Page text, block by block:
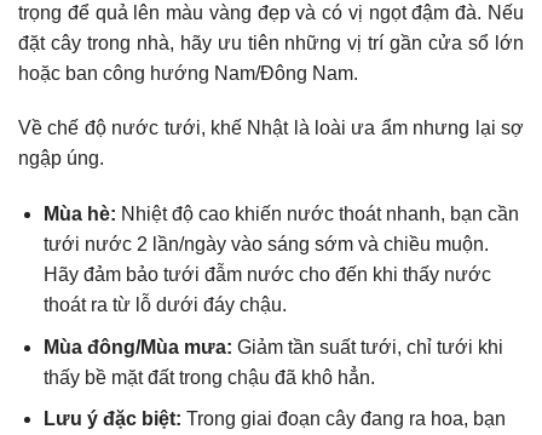
trọng để quả lên màu vàng đẹp và có vị ngọt đậm đà. Nếu
đặt cây trong nhà, hãy ưu tiên những vị trí gần cửa sổ lớn
hoặc ban công hướng Nam/Đông Nam.
Về chế độ nước tưới, khế Nhật là loài ưa ẩm nhưng lại sợ
ngập úng.
Mùa hè: Nhiệt độ cao khiến nước thoát nhanh, bạn cần
tưới nước 2 lần/ngày vào sáng sớm và chiều muộn.
Hãy đảm bảo tưới đẫm nước cho đến khi thấy nước
thoát ra từ lỗ dưới đáy chậu.
Mùa đông/Mùa mưa: Giảm tần suất tưới, chỉ tưới khi
thấy bề mặt đất trong chậu đã khô hẳn.
Lưu ý đặc biệt: Trong giai đoạn cây đang ra hoa, bạn